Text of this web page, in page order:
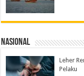
Nasional
Leher
Pelaku